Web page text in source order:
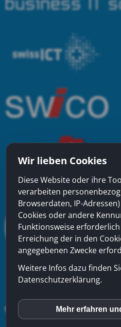
Wir lieben Cookies
Diese Website oder ihre
verarbeiten
Browserdaten, IP-
Cookies oder andere
Funktionsweise
Erreichung der in den
angegebenen Zwecke
Weitere Infos dazu finden
Datenschutzerklärung.
inCMS
Mehr erfahren